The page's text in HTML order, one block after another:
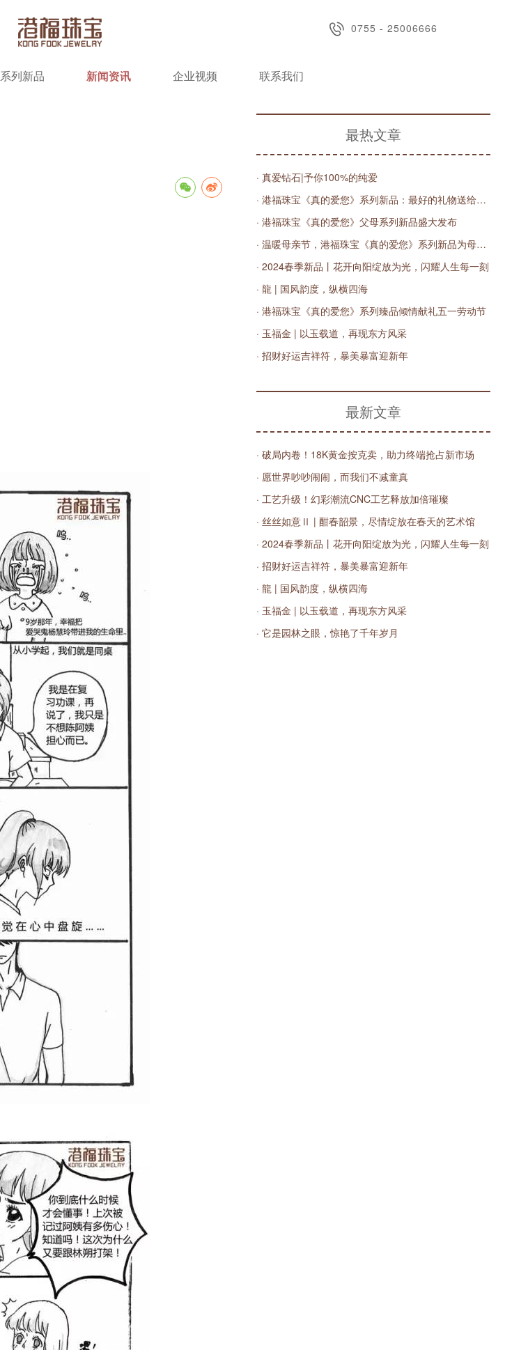
0755 - 25006666
系列新品 新闻资讯 企业视频 联系我们
最热文章
· 真爱钻石|予你100%的纯爱
· 港福珠宝《真的爱您》系列新品：最好的礼物送给最美的妈妈
· 港福珠宝《真的爱您》父母系列新品盛大发布
· 温暖母亲节，港福珠宝《真的爱您》系列新品为母亲带来真情问候
· 2024春季新品丨花开向阳绽放为光，闪耀人生每一刻
· 龍 | 国风韵度，纵横四海
· 港福珠宝《真的爱您》系列臻品倾情献礼五一劳动节
· 玉福金 | 以玉载道，再现东方风采
· 招财好运吉祥符，暴美暴富迎新年
最新文章
· 破局内卷！18K黄金按克卖，助力终端抢占新市场
· 愿世界吵吵闹闹，而我们不减童真
· 工艺升级！幻彩潮流CNC工艺释放加倍璀璨
· 丝丝如意Ⅱ | 酣春韶景，尽情绽放在春天的艺术馆
· 2024春季新品丨花开向阳绽放为光，闪耀人生每一刻
· 招财好运吉祥符，暴美暴富迎新年
· 龍 | 国风韵度，纵横四海
· 玉福金 | 以玉载道，再现东方风采
· 它是园林之眼，惊艳了千年岁月